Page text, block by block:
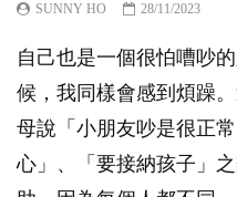
SUNNY HO 28/11/2023
自己也是一個很怕嘈吵
候，我同樣會感到煩躁
母說「小朋友吵是很正
心」、「要接納孩子」